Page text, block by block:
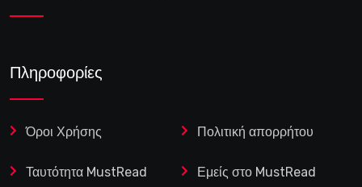
Πληροφορίες
Όροι Χρήσης Πολιτική απορρήτου
Ταυτότητα MustRead Εμείς στο MustRead